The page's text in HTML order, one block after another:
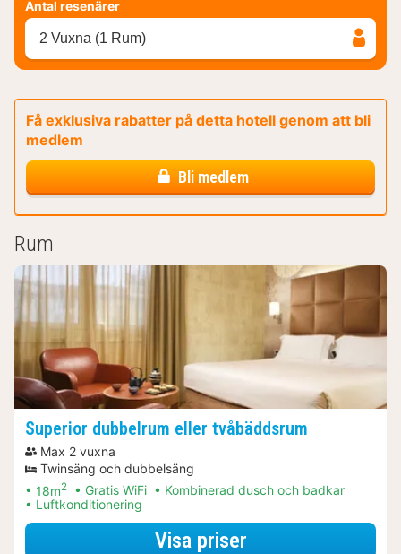
Antal resenärer
2 Vuxna (1 Rum)
Få exklusiva rabatter på detta hotell genom att bli
medlem
Bli medlem
Rum
Superior dubbelrum eller tvåbäddsrum
Max 2 vuxna
Twinsäng och dubbelsäng
18m2 Gratis WiFi
Kombinerad dusch och badkar
Luftkonditionering
Visa priserför Båtturer &